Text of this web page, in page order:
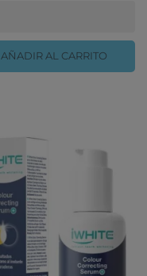
AÑADIR AL CARRITO